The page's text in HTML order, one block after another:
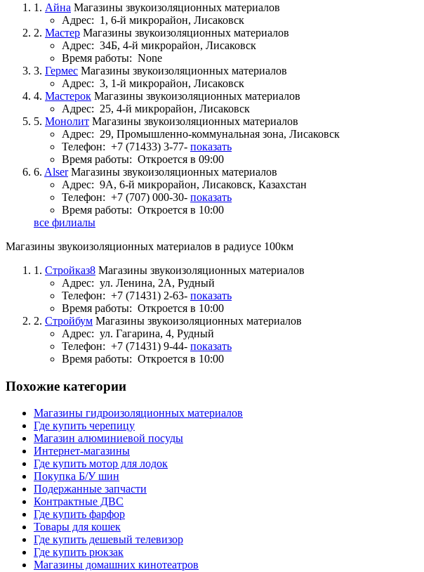
1. Айна Магазины звукоизоляционных материалов
Адрес: 1, 6-й микрорайон, Лисаковск
2. Мастер Магазины звукоизоляционных материалов
Адрес: 34Б, 4-й микрорайон, Лисаковск
Время работы: None
3. Гермес Магазины звукоизоляционных материалов
Адрес: 3, 1-й микрорайон, Лисаковск
4. Мастерок Магазины звукоизоляционных материалов
Адрес: 25, 4-й микрорайон, Лисаковск
5. Монолит Магазины звукоизоляционных материалов
Адрес: 29, Промышленно-коммунальная зона, Лисаковск
Телефон: +7 (71433) 3-77- показать
Время работы: Откроется в 09:00
6. Alser Магазины звукоизоляционных материалов
Адрес: 9А, 6-й микрорайон, Лисаковск, Казахстан
Телефон: +7 (707) 000-30- показать
Время работы: Откроется в 10:00
все филиалы
Магазины звукоизоляционных материалов в радиусе 100км
1. Стройказ8 Магазины звукоизоляционных материалов
Адрес: ул. Ленина, 2А, Рудный
Телефон: +7 (71431) 2-63- показать
Время работы: Откроется в 10:00
2. Стройбум Магазины звукоизоляционных материалов
Адрес: ул. Гагарина, 4, Рудный
Телефон: +7 (71431) 9-44- показать
Время работы: Откроется в 10:00
Похожие категории
Магазины гидроизоляционных материалов
Где купить черепицу
Магазин алюминиевой посуды
Интернет-магазины
Где купить мотор для лодок
Покупка Б/У шин
Подержанные запчасти
Контрактные ДВС
Где купить фарфор
Товары для кошек
Где купить дешевый телевизор
Где купить рюкзак
Магазины домашних кинотеатров